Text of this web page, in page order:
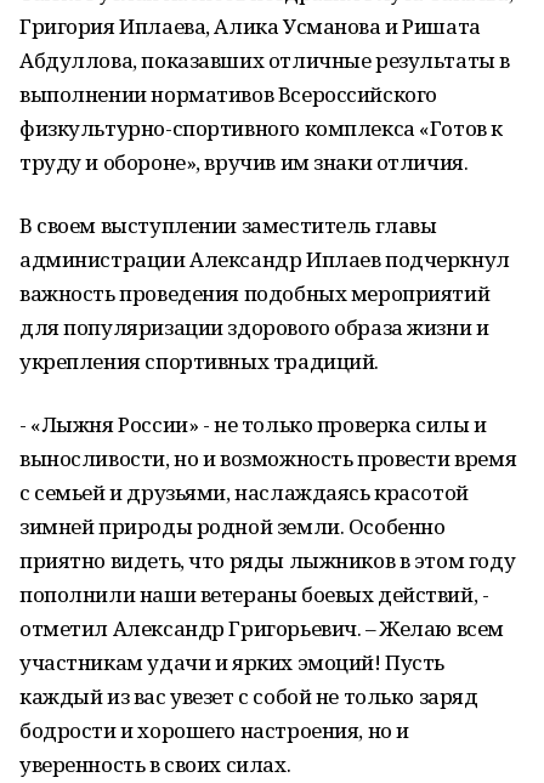
Григория Иплаева, Алика Усманова и Ришата
Абдуллова, показавших отличные результаты в
выполнении нормативов Всероссийского
физкультурно-спортивного комплекса «Готов к
труду и обороне», вручив им знаки отличия.
В своем выступлении заместитель главы
администрации Александр Иплаев подчеркнул
важность проведения подобных мероприятий
для популяризации здорового образа жизни и
укрепления спортивных традиций.
- «Лыжня России» - не только проверка силы и
выносливости, но и возможность провести время
с семьей и друзьями, наслаждаясь красотой
зимней природы родной земли. Особенно
приятно видеть, что ряды лыжников в этом году
пополнили наши ветераны боевых действий, -
отметил Александр Григорьевич. – Желаю всем
участникам удачи и ярких эмоций! Пусть
каждый из вас увезет с собой не только заряд
бодрости и хорошего настроения, но и
уверенность в своих силах.